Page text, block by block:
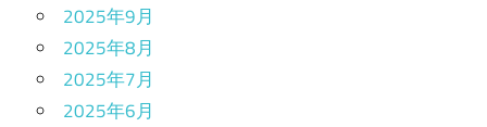
2025年9月
2025年8月
2025年7月
2025年6月